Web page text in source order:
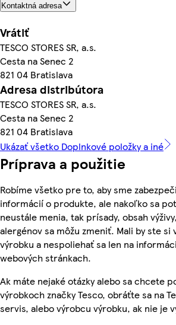
Kontaktná adresa
Vrátiť
TESCO STORES SR, a.s.
Cesta na Senec 2
821 04 Bratislava
Adresa distribútora
TESCO STORES SR, a.s.
Cesta na Senec 2
821 04 Bratislava
Ukázať všetko Doplnkové položky a iné
Príprava a použitie
Robíme všetko pre to, aby sme
informácií o produkte, ale nakoľko sa
neustále menia, tak prísady, obsah
alergénov sa môžu zmeniť. Mali by ste
výrobku a nespoliehať sa len na
webových stránkach.
Ak máte nejaké otázky alebo sa chcete
výrobkoch značky Tesco, obráťte sa na
servis, alebo výrobcu výrobku, ak nie je